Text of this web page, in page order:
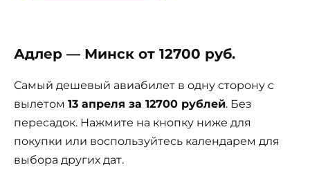
Адлер — Минск от 12700 руб.
Самый дешевый авиабилет в одну сторону с
вылетом 13 апреля за 12700 рублей. Без
пересадок. Нажмите на кнопку ниже для
покупки или воспользуйтесь календарем для
выбора других дат.